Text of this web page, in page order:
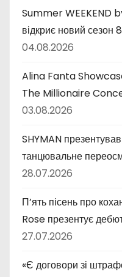
Summer WEEKEND
відкриє новий сезон
04.08.2026
Alina Fanta
The Millionaire
03.08.2026
SHYMAN
танцювальне
28.07.2026
П’ять пісень про
Rose презентує
27.07.2026
«Є договори зі